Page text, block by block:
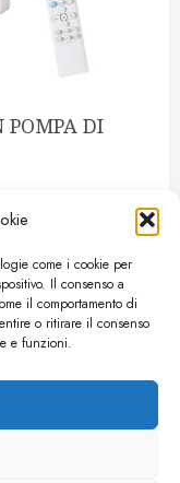
come i cookie per
Il consenso a
il comportamento di
o ritirare il consenso
e funzioni.
POMPA DI